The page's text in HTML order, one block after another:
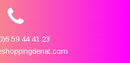
59 44 41 23